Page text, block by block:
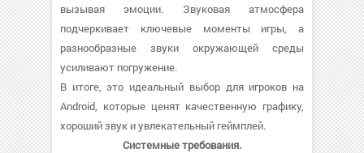
вызывая эмоции. Звуковая атмосфера
подчеркивает ключевые моменты игры, а
разнообразные звуки окружающей среды
усиливают погружение.
В итоге, это идеальный выбор для игроков на
Android, которые ценят качественную графику,
хороший звук и увлекательный геймплей.
Системные требования.